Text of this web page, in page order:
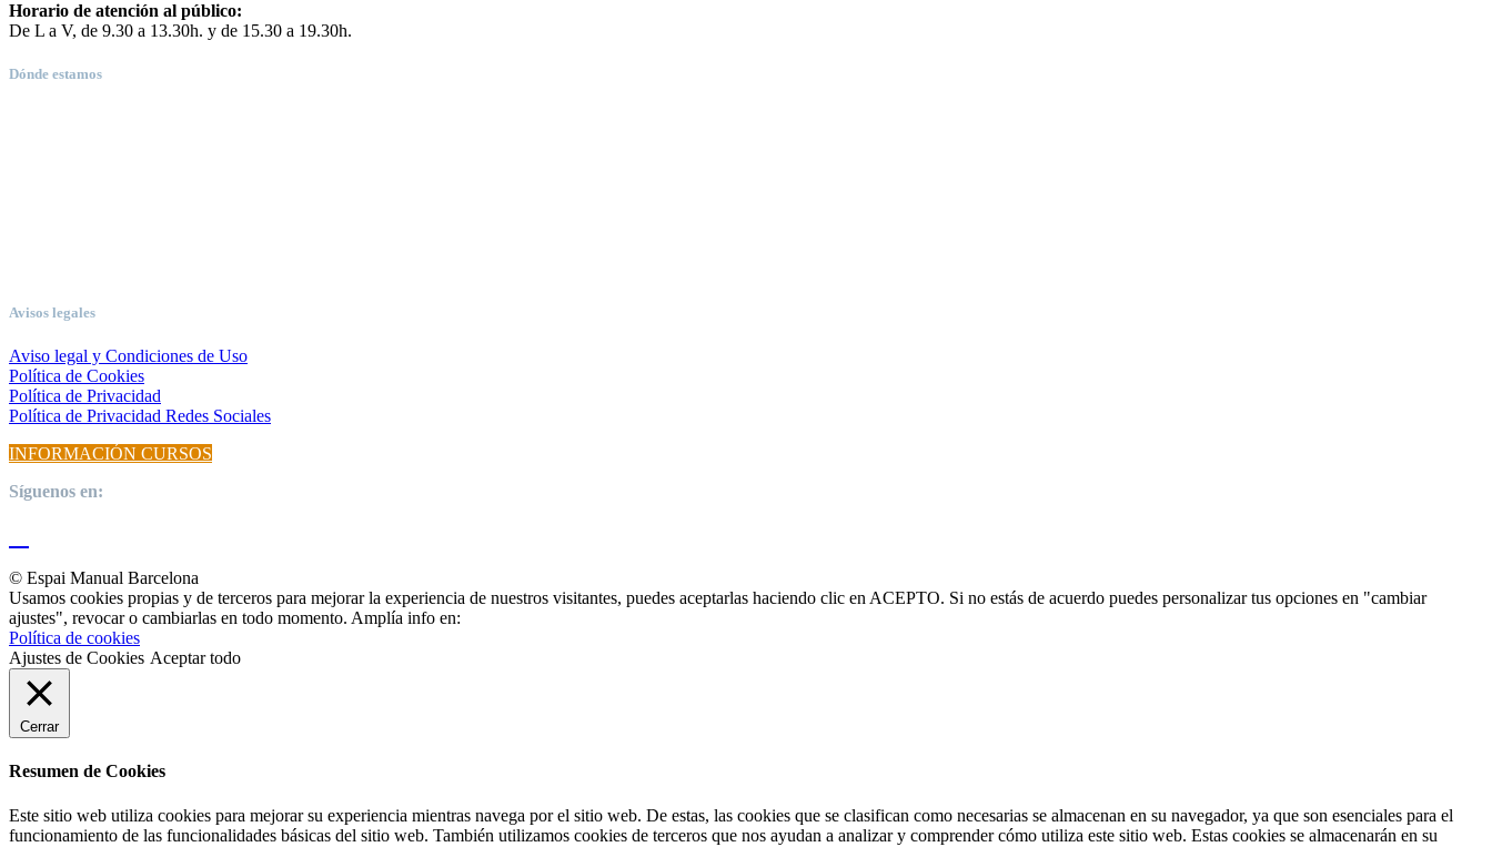
Horario de atención al público:
De L a V, de 9.30 a 13.30h. y de 15.30 a 19.30h.
Dónde estamos
Avisos legales
Aviso legal y Condiciones de Uso
Política de Cookies
Política de Privacidad
Política de Privacidad Redes Sociales
INFORMACIÓN CURSOS
Síguenos en:
© Espai Manual Barcelona
Usamos cookies propias y de terceros para mejorar la experiencia de nuestros visitantes, puedes aceptarlas haciendo clic en ACEPTO. Si no estás de acuerdo puedes personalizar tus opciones en "cambiar
ajustes", revocar o cambiarlas en todo momento. Amplía info en:
Política de cookies
Ajustes de Cookies Aceptar todo
Cerrar
Resumen de Cookies
Este sitio web utiliza cookies para mejorar su experiencia mientras navega por el sitio web. De estas, las cookies que se clasifican como necesarias se almacenan en su navegador, ya que son esenciales para el
funcionamiento de las funcionalidades básicas del sitio web. También utilizamos cookies de terceros que nos ayudan a analizar y comprender cómo utiliza este sitio web. Estas cookies se almacenarán en su